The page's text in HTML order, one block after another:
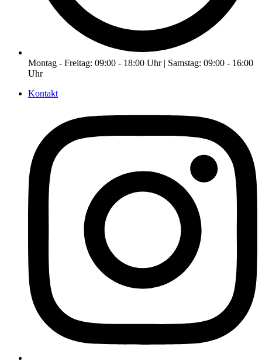
Montag - Freitag: 09:00 - 18:00 Uhr | Samstag: 09:00 - 16:00
Uhr
Kontakt